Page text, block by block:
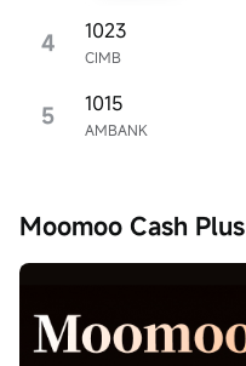
4 CIMB
1023
5 AMBANK
1015
Moomoo Cash Plus